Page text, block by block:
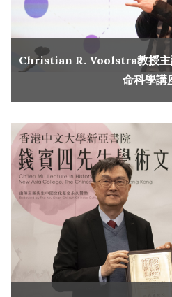
Christian R. Voolstra教授主
命科學講